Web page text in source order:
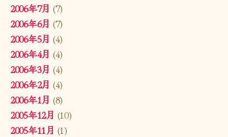
2006年7月 (7)
2006年6月 (7)
2006年5月 (4)
2006年4月 (4)
2006年3月 (4)
2006年2月 (4)
2006年1月 (8)
2005年12月 (10)
2005年11月 (1)